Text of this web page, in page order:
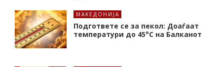
МАКЕДОНИЈА
Подгответе се за пекол: Доаѓаат
температури до 45°C на Балканот